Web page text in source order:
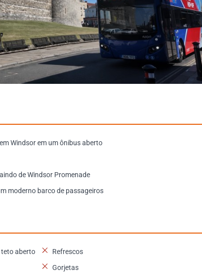
Windsor em um ônibus aberto
de Windsor Promenade
moderno barco de passageiros
teto aberto
Refrescos
Gorjetas